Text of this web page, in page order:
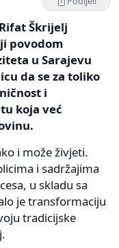
Škrijelj
povodom
u Sarajevu
da se za toliko
i
koja već
i može živjeti.
i sadržajima
u skladu sa
je transformaciju
tradicijske